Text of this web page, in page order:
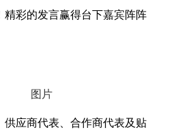
精彩的发言赢得台下嘉宾阵阵
供应商代表、合作商代表及贴